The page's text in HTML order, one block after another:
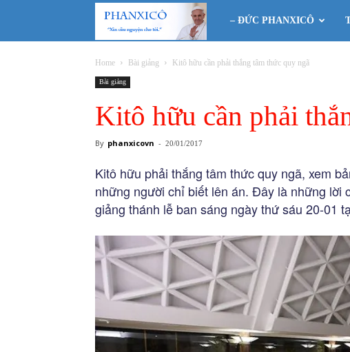
Phanxicô
– ĐỨC PHANXICÔ
Home Bài giảng Kitô hữu cần phải thắng tâm thức quy ngã
Bài giảng
Kitô hữu cần phải
By phanxicovn - 20/01/2017
Kitô hữu phải thắng tâm thức quy ngã, xem
những người chỉ biết lên án. Đây là những lời
giảng thánh lễ ban sáng ngày thứ sáu 20-01